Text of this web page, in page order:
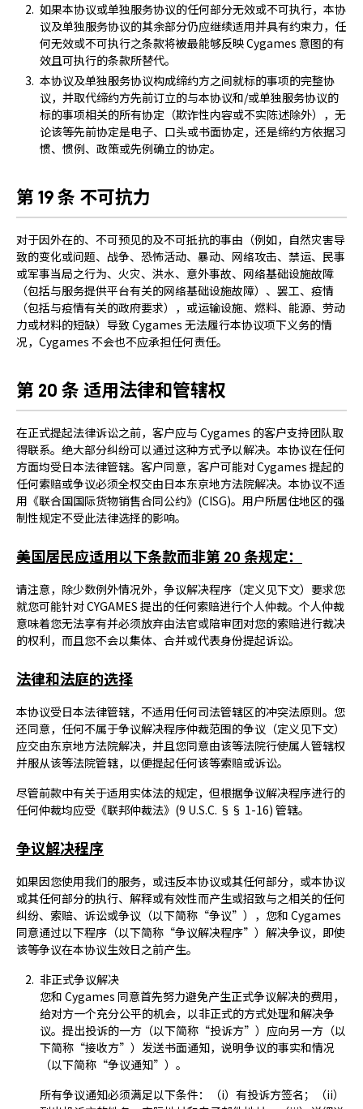
如果本协议或单独服务协议的任何部分无效或不可执行，本协
议及单独服务协议的其余部分仍应继续适用并具有约束力，任
何无效或不可执行之条款将被最能够反映 Cygames 意图的有
效且可执行的条款所替代。
本协议及单独服务协议构成缔约方之间就标的事项的完整协
议，并取代缔约方先前订立的与本协议和/或单独服务协议的
标的事项相关的所有协定（欺诈性内容或不实陈述除外），无
论该等先前协定是电子、口头或书面协定，还是缔约方依据习
惯、惯例、政策或先例确立的协定。
第 19 条 不可抗力
对于因外在的、不可预见的及不可抵抗的事由（例如，自然灾害导
致的变化或问题、战争、恐怖活动、暴动、网络攻击、禁运、民事
或军事当局之行为、火灾、洪水、意外事故、网络基础设施故障
（包括与服务提供平台有关的网络基础设施故障）、罢工、疫情
（包括与疫情有关的政府要求），或运输设施、燃料、能源、劳动
力或材料的短缺）导致 Cygames 无法履行本协议项下义务的情
况，Cygames 不会也不应承担任何责任。
第 20 条 适用法律和管辖权
在正式提起法律诉讼之前，客户应与 Cygames 的客户支持团队取
得联系。绝大部分纠纷可以通过这种方式予以解决。本协议在任何
方面均受日本法律管辖。客户同意，客户可能对 Cygames 提起的
任何索赔或争议必须全权交由日本东京地方法院解决。本协议不适
用《联合国国际货物销售合同公约》(CISG)。用户所居住地区的强
制性规定不受此法律选择的影响。
美国居民应适用以下条款而非第 20 条规定：
请注意，除少数例外情况外，争议解决程序（定义见下文）要求您
就您可能针对 CYGAMES 提出的任何索赔进行个人仲裁。个人仲裁
意味着您无法享有并必须放弃由法官或陪审团对您的索赔进行裁决
的权利，而且您不会以集体、合并或代表身份提起诉讼。
法律和法庭的选择
本协议受日本法律管辖，不适用任何司法管辖区的冲突法原则。您
还同意，任何不属于争议解决程序仲裁范围的争议（定义见下文）
应交由东京地方法院解决，并且您同意由该等法院行使属人管辖权
并服从该等法院管辖，以便提起任何该等索赔或诉讼。
尽管前款中有关于适用实体法的规定，但根据争议解决程序进行的
任何仲裁均应受《联邦仲裁法》(9 U.S.C. §§ 1-16) 管辖。
争议解决程序
如果因您使用我们的服务，或违反本协议或其任何部分，或本协议
或其任何部分的执行、解释或有效性而产生或招致与之相关的任何
纠纷、索赔、诉讼或争议（以下简称“争议”），您和 Cygames
同意通过以下程序（以下简称“争议解决程序”）解决争议，即使
该等争议在本协议生效日之前产生。
非正式争议解决
您和 Cygames 同意首先努力避免产生正式争议解决的费用，
给对方一个充分公平的机会，以非正式的方式处理和解决争
议。提出投诉的一方（以下简称“投诉方”）应向另一方（以
下简称“接收方”）发送书面通知，说明争议的事实和情况
（以下简称“争议通知”）。
所有争议通知必须满足以下条件：（i）有投诉方签名；（ii）